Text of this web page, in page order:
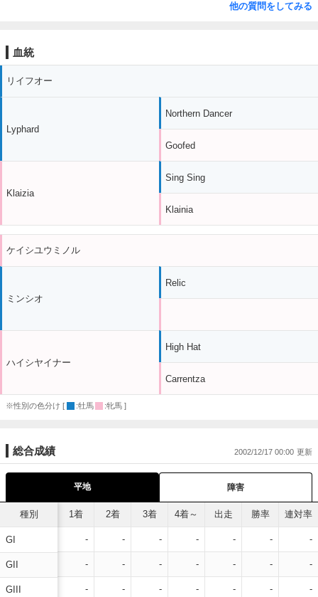
他の質問をしてみる
血統
リイフオー
Lyphard
Klaizia
Northern Dancer
Goofed
Sing Sing
Klainia
ケイシユウミノル
ミンシオ
ハイシヤイナー
Relic
High Hat
Carrentza
※性別の色分け [ :牡馬 :牝馬 ]
総合成績 2002/12/17 00:00
平地 障害
種別
GI
GII
GIII
1着 2着 3着 4着～ 出走 勝率 連対率
- - - - - - -
- - - - - - -
- - - - - - -